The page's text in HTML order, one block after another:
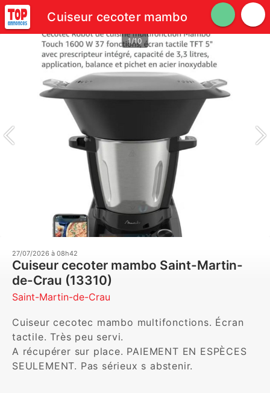
Cuiseur cecoter mambo
1/10
27/07/2026 à 08h42
Cuiseur cecoter mambo Saint-Martin-
de-Crau (13310)
Saint-Martin-de-Crau
Cuiseur cecotec mambo multifonctions. Écran
tactile. Très peu servi.
A récupérer sur place. PAIEMENT EN ESPÈCES
SEULEMENT. Pas sérieux s abstenir.